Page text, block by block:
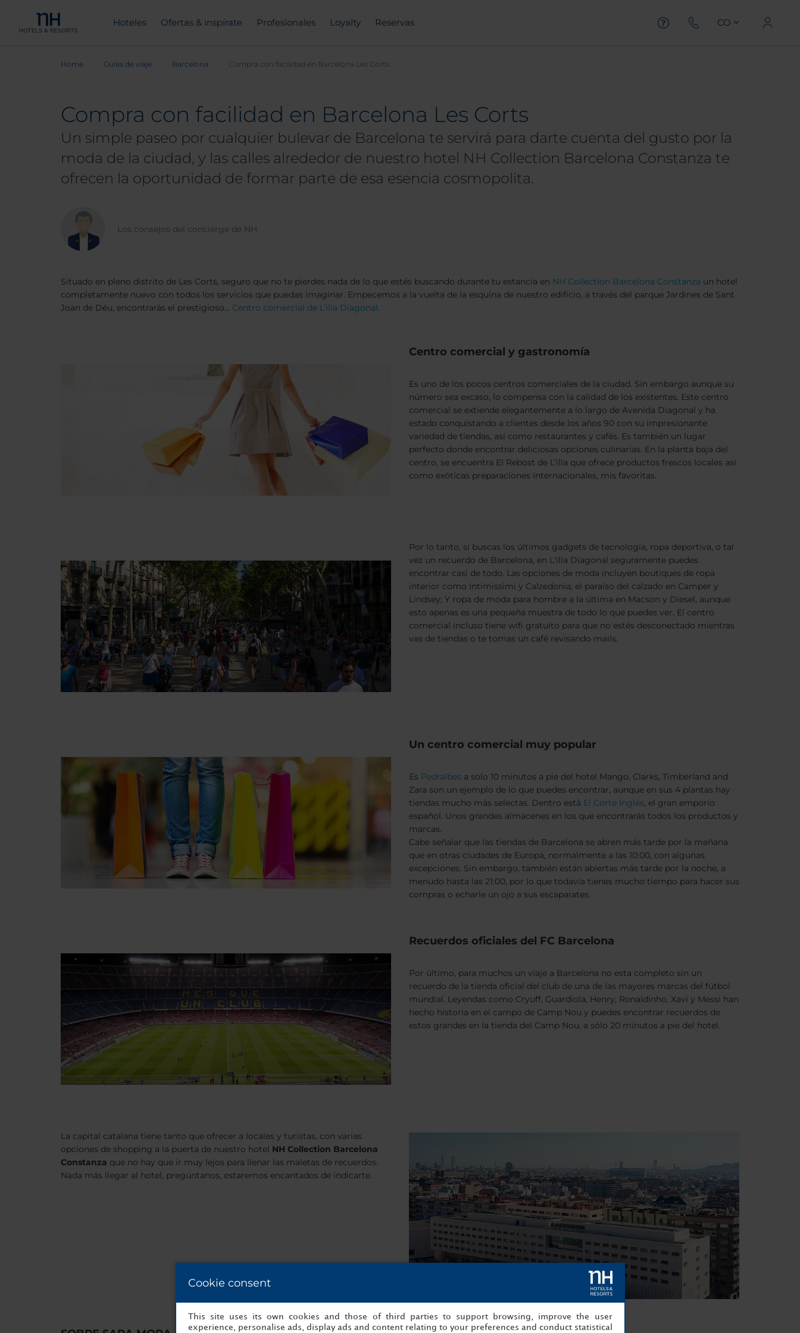
Hoteles Ofertas & inspírate Profesionales Loyalty Reservas CO
Home Guías de viaje Barcelona Compra con facilidad en Barcelona Les Corts
Compra con facilidad en Barcelona Les Corts
Un simple paseo por cualquier bulevar de Barcelona te servirá para darte cuenta del gusto por la
moda de la ciudad, y las calles alrededor de nuestro hotel NH Collection Barcelona Constanza te
ofrecen la oportunidad de formar parte de esa esencia cosmopolita.
Los consejos del concierge de NH
Situado en pleno distrito de Les Corts, seguro que no te pierdes nada de lo que estés buscando durante tu estancia en NH Collection Barcelona Constanza un hotel
completamente nuevo con todos los servicios que puedas imaginar. Empecemos a la vuelta de la esquina de nuestro edificio, a través del parque Jardines de Sant
Joan de Déu, encontrarás el prestigioso... Centro comercial de L’illa Diagonal.
Centro comercial y gastronomía
Es uno de los pocos centros comerciales de la ciudad. Sin embargo aunque su
número sea excaso, lo compensa con la calidad de los existentes. Este centro
comercial se extiende elegantemente a lo largo de Avenida Diagonal y ha
estado conquistando a clientes desde los años 90 con su impresionante
variedad de tiendas, así como restaurantes y cafés. Es también un lugar
perfecto donde encontrar deliciosas opciones culinarias. En la planta baja del
centro, se encuentra El Rebost de L’illa que ofrece productos frescos locales así
como exóticas preparaciones internacionales, mis favoritas.
Por lo tanto, si buscas los últimos gadgets de tecnología, ropa deportiva, o tal
vez un recuerdo de Barcelona, en L'illa Diagonal seguramente puedes
encontrar casi de todo. Las opciones de moda incluyen boutiques de ropa
interior como Intimissimi y Calzedonia; el paraíso del calzado en Camper y
Lindsey; Y ropa de moda para hombre a la última en Macson y Diesel, aunque
esto apenas es una pequeña muestra de todo lo que puedes ver. El centro
comercial incluso tiene wifi gratuito para que no estés desconectado mientras
vas de tiendas o te tomas un café revisando mails.
Un centro comercial muy popular
Es Pedralbes a solo 10 minutos a pie del hotel Mango, Clarks, Timberland and
Zara son un ejemplo de lo que puedes encontrar, aunque en sus 4 plantas hay
tiendas mucho más selectas. Dentro está El Corte Inglés, el gran emporio
español. Unos grandes almacenes en los que encontrarás todos los productos y
marcas.
Cabe señalar que las tiendas de Barcelona se abren más tarde por la mañana
que en otras ciudades de Europa, normalmente a las 10:00, con algunas
excepciones. Sin embargo, también están abiertas más tarde por la noche, a
menudo hasta las 21:00, por lo que todavía tienes mucho tiempo para hacer sus
compras o echarle un ojo a sus escaparates.
Recuerdos oficiales del FC Barcelona
Por último, para muchos un viaje a Barcelona no esta completo sin un
recuerdo de la tienda oficial del club de una de las mayores marcas del fútbol
mundial. Leyendas como Cryuff, Guardiola, Henry, Ronaldinho, Xavi y Messi han
hecho historia en el campo de Camp Nou y puedes encontrar recuerdos de
estos grandes en la tienda del Camp Nou, a sólo 20 minutos a pie del hotel.
La capital catalana tiene tanto que ofrecer a locales y turistas, con varias
opciones de shopping a la puerta de nuestro hotel NH Collection Barcelona
Constanza que no hay que ir muy lejos para llenar las maletas de recuerdos.
Nada más llegar al hotel, pregúntanos, estaremos encantados de indicarte.
Cookie consent
This site uses its own cookies and those of third parties to support browsing, improve the user
experience, personalise ads, display ads and content relating to your preferences and conduct statistical